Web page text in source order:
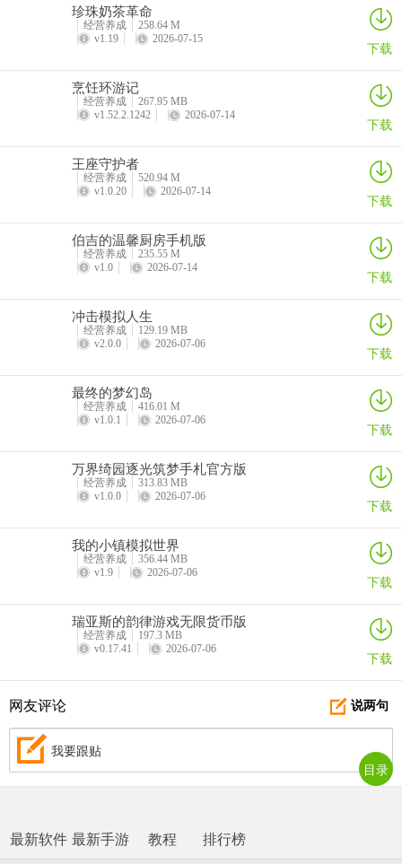
珍珠奶茶革命
经营养成
258.64 M
v1.19
2026-07-15 下载
烹饪环游记
经营养成
267.95 MB
v1.52.2.1242
2026-07-14 下载
王座守护者
经营养成
520.94 M
v1.0.20
2026-07-14 下载
伯吉的温馨厨房手机版
经营养成
235.55 M
v1.0
2026-07-14 下载
冲击模拟人生
经营养成
129.19 MB
v2.0.0
2026-07-06 下载
最终的梦幻岛
经营养成
416.01 M
v1.0.1
2026-07-06 下载
万界绮园逐光筑梦手札官方版
经营养成
313.83 MB
v1.0.0
2026-07-06 下载
我的小镇模拟世界
经营养成
356.44 MB
v1.9
2026-07-06 下载
瑞亚斯的韵律游戏无限货币版
经营养成
197.3 MB
v0.17.41
2026-07-06 下载
说两句
网友评论
我要跟贴
最新软件 最新手游 教程 排行榜
目录